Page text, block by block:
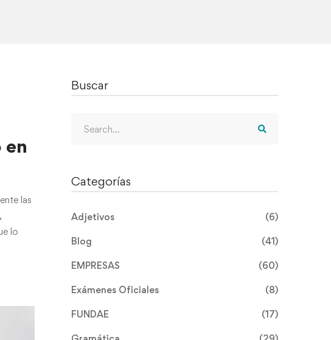
en
las
lo
Buscar
for:
Categorías
Adjetivos (6)
Blog (41)
EMPRESAS (60)
Exámenes Oficiales (8)
FUNDAE (17)